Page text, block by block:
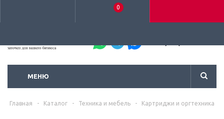
0
МЕНЮ
Главная - Каталог - Техника и мебель - Картриджи и оргтехника